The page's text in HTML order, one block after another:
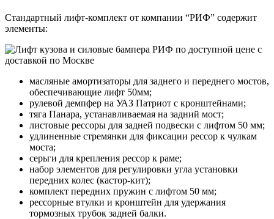
Стандартный лифт-комплект от компании “РИФ” содержит
элементы:
масляные амортизаторы для заднего и переднего мостов,
обеспечивающие лифт 50мм;
рулевой демпфер на УАЗ Патриот с кронштейнами;
тяга Панара, устанавливаемая на задний мост;
листовые рессоры для задней подвески с лифтом 50 мм;
удлиненные стремянки для фиксации рессор к чулкам
моста;
серьги для крепления рессор к раме;
набор элементов для регулировки угла установки
передних колес (кастор-кит);
комплект передних пружин с лифтом 50 мм;
рессорные втулки и кронштейн для удержания
тормозных трубок задней балки.